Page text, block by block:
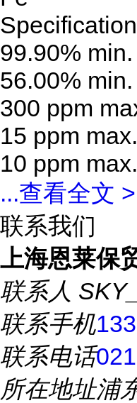
Specification
99.90% min.
56.00% min.
300 ppm
15 ppm max.
10 ppm max.
...查看全文 >
联系我们
上海恩莱保
联系人
联系手机
联系电话
所在地址浦